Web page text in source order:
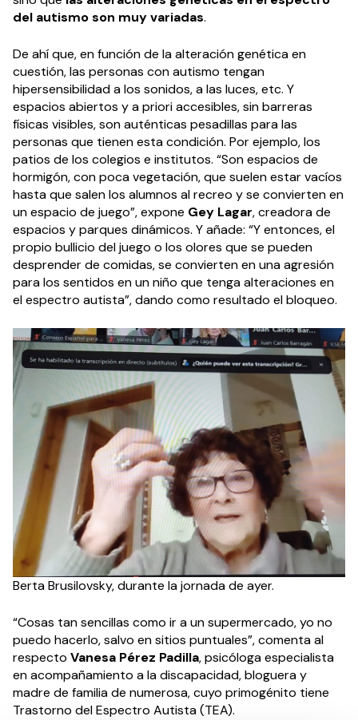
del autismo son muy variadas.
De ahí que, en función de la alteración genética en
cuestión, las personas con autismo tengan
hipersensibilidad a los sonidos, a las luces, etc. Y
espacios abiertos y a priori accesibles, sin barreras
físicas visibles, son auténticas pesadillas para las
personas que tienen esta condición. Por ejemplo, los
patios de los colegios e institutos. “Son espacios de
hormigón, con poca vegetación, que suelen estar vacíos
hasta que salen los alumnos al recreo y se convierten en
un espacio de juego”, expone Gey Lagar, creadora de
espacios y parques dinámicos. Y añade: “Y entonces, el
propio bullicio del juego o los olores que se pueden
desprender de comidas, se convierten en una agresión
para los sentidos en un niño que tenga alteraciones en
el espectro autista”, dando como resultado el bloqueo.
Berta Brusilovsky, durante la jornada de ayer.
“Cosas tan sencillas como ir a un supermercado, yo no
puedo hacerlo, salvo en sitios puntuales”, comenta al
respecto Vanesa Pérez Padilla, psicóloga especialista
en acompañamiento a la discapacidad, bloguera y
madre de familia de numerosa, cuyo primogénito tiene
Trastorno del Espectro Autista (TEA).